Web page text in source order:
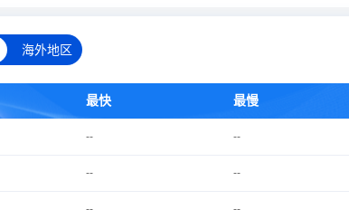
海外地区
最快 最慢
-- --
-- --
-- --